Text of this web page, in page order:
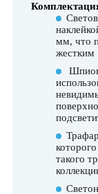
мм, что
жестким
такого